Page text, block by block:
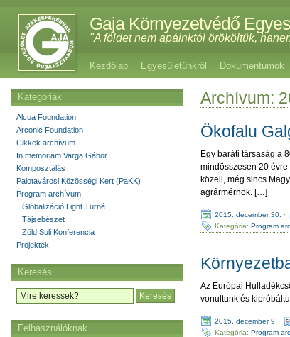
Gaja Környezetvédő
"A földet nem apáinktól örököltük,
Kezdőlap Egyesületünkről Dokumentumok
Archívum:
Ökofalu
Egy baráti társaság a
mindösszesen 20
közeli, még sincs
agrármérnök. […]
2015. december 30. ·
Kategória:Program
Az Európai
vonultunk és
2015. december 9. ·
Kategória:Program
Kategóriák
Alcoa Foundation
Arconic Foundation
Cikkek archívum
In memoriam Varga Gábor
Komposztálás
Palotavárosi Közösségi Kert (PaKK)
Program archívum
Globalizáció Light Turné
Tájsebészet
Zöld Suli Konferencia
Projektek
Keresés
Felhasználóknak